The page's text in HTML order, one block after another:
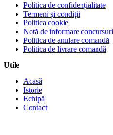
Politica de confidențialitate
Termeni și condiții
Politica cookie
Notă de informare concursuri
Politica de anulare comandă
Politica de livrare comandă
Utile
Acasă
Istorie
Echipă
Contact